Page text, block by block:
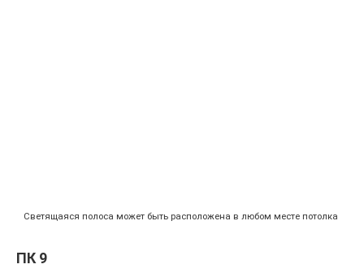
Светящаяся полоса может быть расположена в любом месте потолка
ПК 9